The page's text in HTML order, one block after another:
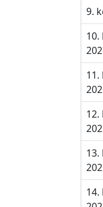
9.
10.
11.
12.
13.
14.